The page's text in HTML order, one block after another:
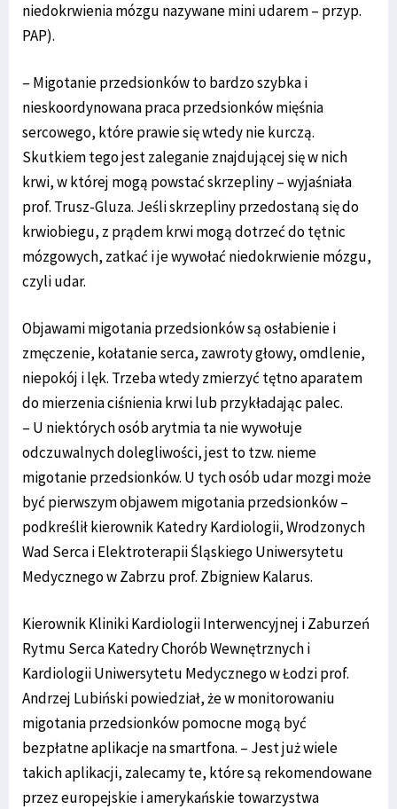
niedokrwienia mózgu nazywane mini udarem – przyp.
PAP).
– Migotanie przedsionków to bardzo szybka i
nieskoordynowana praca przedsionków mięśnia
sercowego, które prawie się wtedy nie kurczą.
Skutkiem tego jest zaleganie znajdującej się w nich
krwi, w której mogą powstać skrzepliny – wyjaśniała
prof. Trusz-Gluza. Jeśli skrzepliny przedostaną się do
krwiobiegu, z prądem krwi mogą dotrzeć do tętnic
mózgowych, zatkać i je wywołać niedokrwienie mózgu,
czyli udar.
Objawami migotania przedsionków są osłabienie i
zmęczenie, kołatanie serca, zawroty głowy, omdlenie,
niepokój i lęk. Trzeba wtedy zmierzyć tętno aparatem
do mierzenia ciśnienia krwi lub przykładając palec.
– U niektórych osób arytmia ta nie wywołuje
odczuwalnych dolegliwości, jest to tzw. nieme
migotanie przedsionków. U tych osób udar mozgi może
być pierwszym objawem migotania przedsionków –
podkreślił kierownik Katedry Kardiologii, Wrodzonych
Wad Serca i Elektroterapii Śląskiego Uniwersytetu
Medycznego w Zabrzu prof. Zbigniew Kalarus.
Kierownik Kliniki Kardiologii Interwencyjnej i Zaburzeń
Rytmu Serca Katedry Chorób Wewnętrznych i
Kardiologii Uniwersytetu Medycznego w Łodzi prof.
Andrzej Lubiński powiedział, że w monitorowaniu
migotania przedsionków pomocne mogą być
bezpłatne aplikacje na smartfona. – Jest już wiele
takich aplikacji, zalecamy te, które są rekomendowane
przez europejskie i amerykańskie towarzystwa